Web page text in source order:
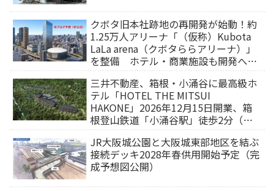
クボタ旧本社跡地の再開発が始動！約
1.25万人アリーナ「（仮称）Kubota
LaLa arena（クボタららアリーナ）」
を整備 ホテル・商業施設も開発へ
三井不動産、箱根・小涌谷に最高級ホ
テル「HOTEL THE MITSUI
HAKONE」2026年12月15日開業、箱
根登山鉄道「小涌谷駅」徒歩2分（旅
JR大阪城公園と大阪城東部地区を結ぶ
接続デッキ2028年春供用開始予定（完
成予想図公開）